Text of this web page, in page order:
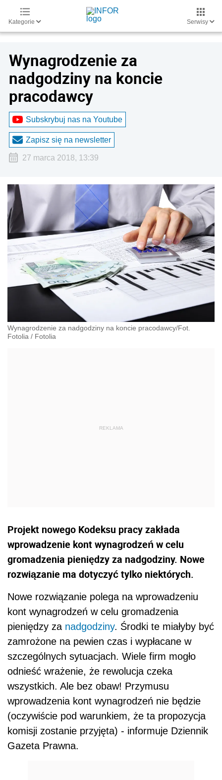
Kategorie Serwisy
Wynagrodzenie za
nadgodziny na koncie
pracodawcy
Subskrybuj nas na Youtube
Zapisz się na newsletter
27 marca 2018, 13:39
Wynagrodzenie za nadgodziny na koncie pracodawcy/Fot.
Fotolia / Fotolia
Projekt nowego Kodeksu pracy zakłada
wprowadzenie kont wynagrodzeń w celu
gromadzenia pieniędzy za nadgodziny. Nowe
rozwiązanie ma dotyczyć tylko niektórych.
Nowe rozwiązanie polega na wprowadzeniu
kont wynagrodzeń w celu gromadzenia
pieniędzy za nadgodziny. Środki te miałyby być
zamrożone na pewien czas i wypłacane w
szczególnych sytuacjach. Wiele firm mogło
odnieść wrażenie, że rewolucja czeka
wszystkich. Ale bez obaw! Przymusu
wprowadzenia kont wynagrodzeń nie będzie
(oczywiście pod warunkiem, że ta propozycja
komisji zostanie przyjęta) - informuje Dziennik
Gazeta Prawna.